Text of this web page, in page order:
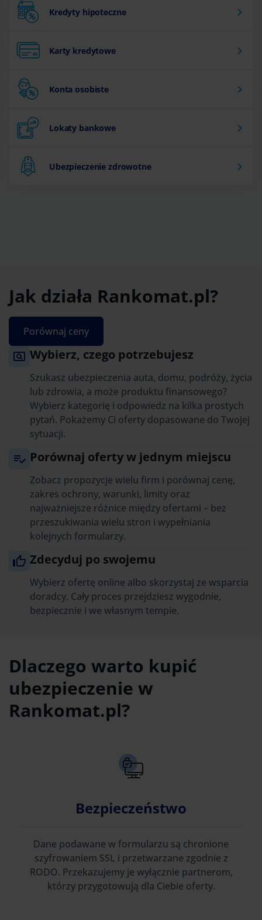
Kredyty hipoteczne
Karty kredytowe
Konta osobiste
Lokaty bankowe
Ubezpieczenie zdrowotne
Jak działa Rankomat.pl?
Porównaj ceny
Wybierz, czego potrzebujesz
Szukasz ubezpieczenia auta, domu, podróży, życia
lub zdrowia, a może produktu finansowego?
Wybierz kategorię i odpowiedz na kilka prostych
pytań. Pokażemy Ci oferty dopasowane do Twojej
sytuacji.
Porównaj oferty w jednym miejscu
Zobacz propozycje wielu firm i porównaj cenę,
zakres ochrony, warunki, limity oraz
najważniejsze różnice między ofertami – bez
przeszukiwania wielu stron i wypełniania
kolejnych formularzy.
Zdecyduj po swojemu
Wybierz ofertę online albo skorzystaj ze wsparcia
doradcy. Cały proces przejdziesz wygodnie,
bezpiecznie i we własnym tempie.
Dlaczego warto kupić
ubezpieczenie w
Rankomat.pl?
Bezpieczeństwo
Dane podawane w formularzu są chronione
szyfrowaniem SSL i przetwarzane zgodnie z
RODO. Przekazujemy je wyłącznie partnerom,
którzy przygotowują dla Ciebie oferty.